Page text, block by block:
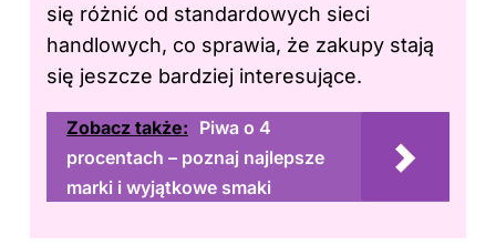
się różnić od standardowych sieci
handlowych, co sprawia, że zakupy stają
się jeszcze bardziej interesujące.
Zobacz także: Piwa o 4
procentach – poznaj najlepsze
marki i wyjątkowe smaki